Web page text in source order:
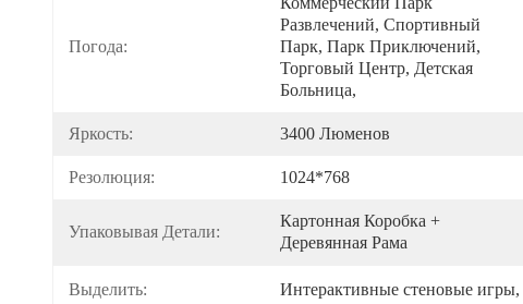
Погода:
Развлечений, Спортивный
Парк, Парк Приключений,
Торговый Центр, Детская
Больница,
Яркость: 3400 Люменов
Резолюция: 1024*768
Упаковывая Детали:
Картонная Коробка +
Деревянная Рама
Выделить: Интерактивные стеновые игры,